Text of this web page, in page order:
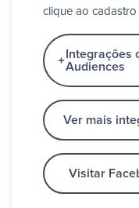
clique ao
Integrações
Audiences
Ver mais
Visitar